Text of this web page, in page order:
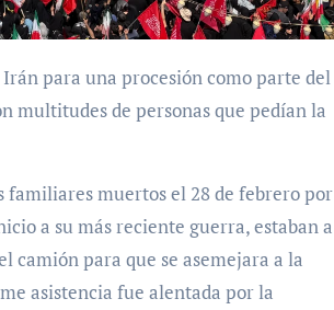
multitudes de personas que pedían la
familiares muertos el 28 de febrero por
a su más reciente guerra, estaban a
camión para que se asemejara a la
asistencia fue alentada por la